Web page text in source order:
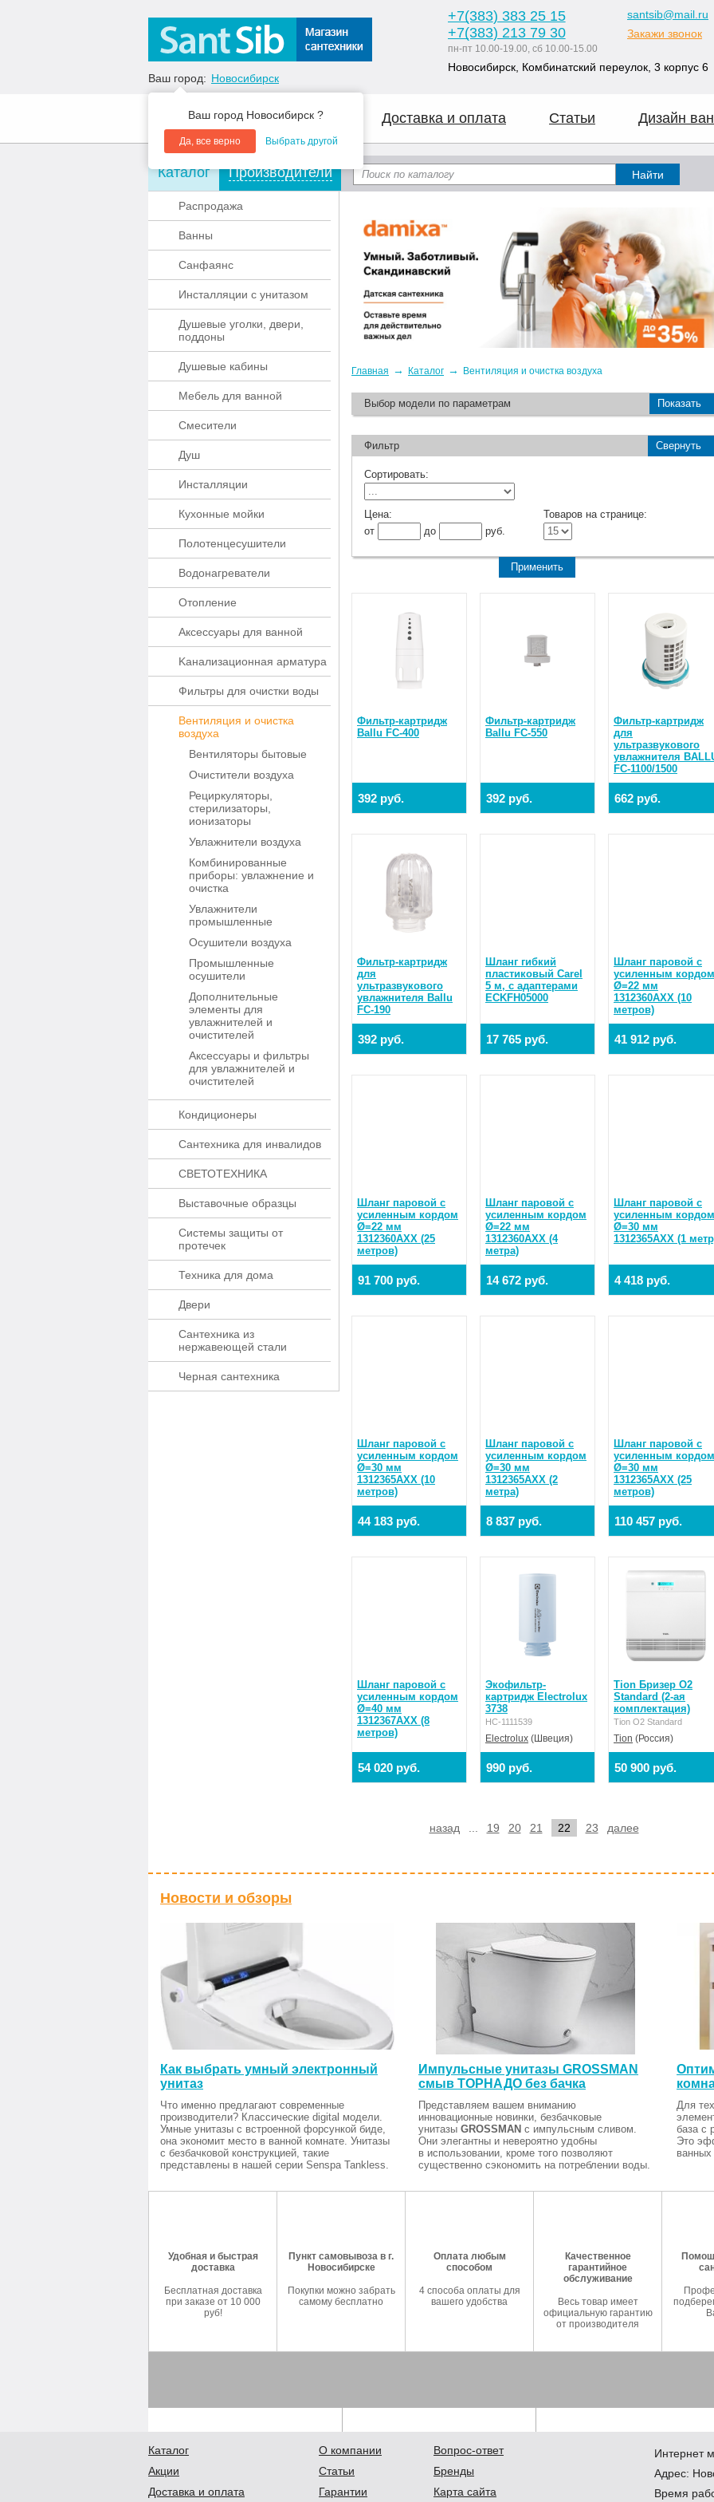
Ваш город: Новосибирск
Ваш город Новосибирск ?
Да, все верно Выбрать другой
+7(383) 383 25 15
+7(383) 213 79 30
пн-пт 10.00-19.00, сб 10.00-15.00
santsib@mail.ru
Закажи звонок
Новосибирск, Комбинатский переулок, 3 корпус 6
О компании Акции Доставка и оплата Статьи Дизайн
Каталог Производители
Распродажа
Ванны
Санфаянс
Инсталляции с унитазом
Душевые уголки, двери,
поддоны
Душевые кабины
Мебель для ванной
Смесители
Душ
Инсталляции
Кухонные мойки
Полотенцесушители
Водонагреватели
Отопление
Аксессуары для ванной
Kaнaлизaционнaя apматypa
Фильтры для очистки воды
Вентиляция и очистка
воздуха
Вентиляторы бытовые
Очистители воздуха
Рециркуляторы,
стерилизаторы,
ионизаторы
Увлажнители воздуха
Комбинированные
приборы: увлажнение и
очистка
Увлажнители
промышленные
Осушители воздуха
Промышленные
осушители
Дополнительные
элементы для
увлажнителей и
очистителей
Аксессуары и фильтры
для увлажнителей и
очистителей
Кондиционеры
Сантехника для инвалидов
СВЕТОТЕХНИКА
Выставочные образцы
Системы защиты от
протечек
Техника для дома
Двери
Сантехника из
нержавеющей стали
Черная сантехника
Главная → Каталог → Вентиляция и очистка воздуха
Выбор модели по параметрам Показать
Фильтр Свернуть
Сортировать:
Цена:
от
до руб.
Товаров на странице:
Фильтр-картридж
Ballu FC-400
392 руб.
Фильтр-картридж
Ballu FC-550
392 руб.
Фильтр-картридж
для
ультразвукового
увлажнителя
FC-1100/1500
662 руб.
Фильтр-картридж
для
ультразвукового
увлажнителя Ballu
FC-190
392 руб.
Шланг гибкий
пластиковый Carel
5 м, с адаптерами
ECKFH05000
17 765 руб.
Шланг паровой с
усиленным кордом
Ø=22 мм
1312360AXX (10
метров)
41 912 руб.
Шланг паровой с
усиленным кордом
Ø=22 мм
1312360AXX (25
метров)
91 700 руб.
Шланг паровой с
усиленным кордом
Ø=22 мм
1312360AXX (4
метра)
14 672 руб.
Шланг паровой с
усиленным кордом
Ø=30 мм
1312365AXX (1
4 418 руб.
Шланг паровой с
усиленным кордом
Ø=30 мм
1312365AXX (10
метров)
44 183 руб.
Шланг паровой с
усиленным кордом
Ø=30 мм
1312365AXX (2
метра)
8 837 руб.
Шланг паровой с
усиленным кордом
Ø=30 мм
1312365AXX (25
метров)
110 457 руб.
Шланг паровой с
усиленным кордом
Ø=40 мм
1312367AXX (8
метров)
54 020 руб.
Экофильтр-
картридж Electrolux
3738
НС-1111539
Electrolux (Швеция)
990 руб.
Tion Бризер O2
Standard (2-ая
комплектация)
Tion O2 Standard
Tion (Россия)
50 900 руб.
назад 19 20 21 22 23 далее
Новости и обзоры
Как выбрать умный электронный
унитаз
Что именно предлагают современные
производители? Классические digital модели.
Умные унитазы с встроенной форсункой биде,
она экономит место в ванной комнате. Унитазы
с безбачковой конструкцией, такие
представлены в нашей серии Senspa Tankless.
Импульсные унитазы GROSSMAN
смыв ТОРНАДО без бачка
Представляем вашем вниманию
инновационные новинки, безбачковые
унитазы GROSSMAN с импульсным сливом.
Они элегантны и невероятно удобны
в использовании, кроме того позволяют
существенно сэкономить на потреблении воды.
Для
база с
Это
ванных
Удобная и быстрая
доставка
Бесплатная доставка
при заказе от 10 000
руб!
Пункт самовывоза в г.
Новосибирске
Покупки можно забрать
самому бесплатно
Оплата любым
способом
4 способа оплаты для
вашего удобства
Качественное
гарантийное
обслуживание
Весь товар имеет
официальную гарантию
от производителя
Каталог
Акции
Доставка и оплата
О компании
Статьи
Гарантии
Вопрос-ответ
Бренды
Карта сайта
Интернет
Адрес:
Время